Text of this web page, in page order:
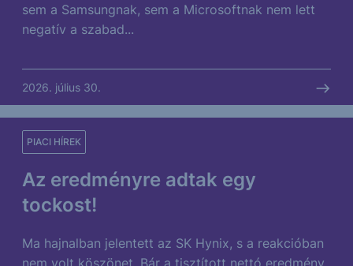
sem a Samsungnak, sem a Microsoftnak nem lett
negatív a szabad...
2026. július 30.
Az eredményre adtak egy
tockost!
PIACI HÍREK
Ma hajnalban jelentett az SK Hynix, s a reakcióban
nem volt köszönet. Bár a tisztított nettó eredmény